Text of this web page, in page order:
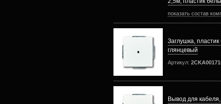
показать состав
Заглушка,
глянцевый
Артикул:
Вывод для